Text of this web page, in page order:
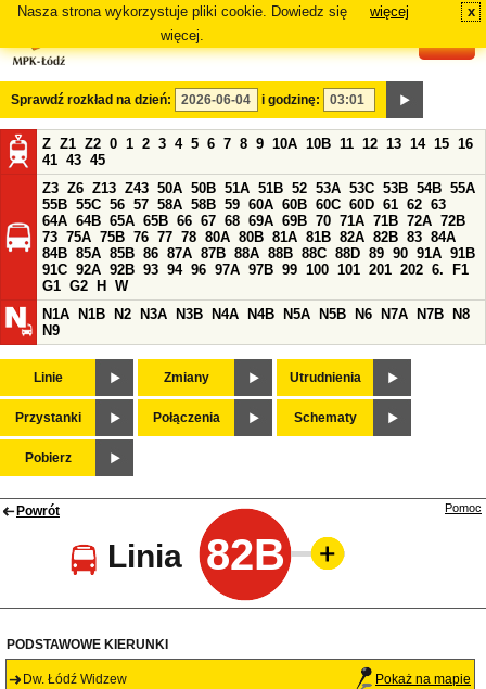
Nasza strona wykorzystuje pliki cookie. Dowiedz się
więcej.
więcej x
Sprawdź rozkład na dzień: i godzinę:
Z Z1 Z2 0 1 2 3 4 5 6 7 8 9 10A 10B 11 12 13 14 15 16
41 43 45
Z3 Z6 Z13 Z43 50A 50B 51A 51B 52 53A 53C 53B 54B 55A
55B 55C 56 57 58A 58B 59 60A 60B 60C 60D 61 62 63
64A 64B 65A 65B 66 67 68 69A 69B 70 71A 71B 72A 72B
73 75A 75B 76 77 78 80A 80B 81A 81B 82A 82B 83 84A
84B 85A 85B 86 87A 87B 88A 88B 88C 88D 89 90 91A 91B
91C 92A 92B 93 94 96 97A 97B 99 100 101 201 202 6.
F1
G1 G2 H
W
N1A
N1B N2 N3A N3B N4A N4B N5A N5B N6 N7A N7B
N8
N9
Linie Zmiany Utrudnienia
Przystanki Połączenia Schematy
Pobierz
Powrót
Linia 82B
Pomoc
PODSTAWOWE KIERUNKI
Dw. Łódź Widzew Pokaż na mapie